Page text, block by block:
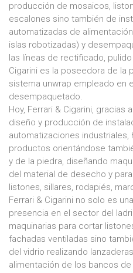
producción de mosaicos,
escalones sino también de
automatizadas de
islas robotizadas) y
las líneas de rectificado,
Cigarini es la poseedora de la
sistema unwrap empleado en
desempaquetado.
Hoy, Ferrari & Cigarini, gracias
diseño y producción de
automatizaciones industriales,
productos orientándose
y de la piedra, diseñando
del material de desecho y
listones, sillares, rodapiés,
Ferrari & Cigarini no solo es
presencia en el sector del
maquinarias para cortar
fachadas ventiladas sino
del vidrio realizando
alimentación de los bancos